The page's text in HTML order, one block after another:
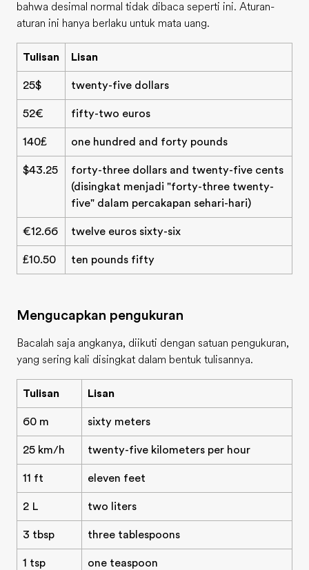
bahwa desimal normal tidak dibaca seperti ini. Aturan-
aturan ini hanya berlaku untuk mata uang.
Tulisan Lisan
25$ twenty-five dollars
52€ fifty-two euros
140₤ one hundred and forty pounds
$43.25
forty-three dollars and twenty-five cents
(disingkat menjadi "forty-three twenty-
five" dalam percakapan sehari-hari)
€12.66 twelve euros sixty-six
₤10.50 ten pounds fifty
Mengucapkan pengukuran
Bacalah saja angkanya, diikuti dengan satuan pengukuran,
yang sering kali disingkat dalam bentuk tulisannya.
Tulisan Lisan
60 m sixty meters
25 km/h twenty-five kilometers per hour
11 ft eleven feet
2 L two liters
3 tbsp three tablespoons
1 tsp one teaspoon